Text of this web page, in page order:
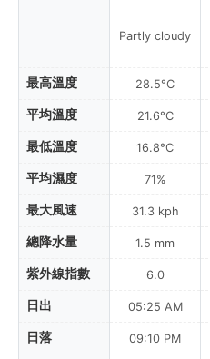
最高溫度
平均溫度
最低溫度
平均濕度
最大風速
總降水量
紫外線指數
日出
日落
Partly cloudy
28.5°C
21.6°C
16.8°C
71%
31.3 kph
1.5 mm
6.0
05:25 AM
09:10 PM